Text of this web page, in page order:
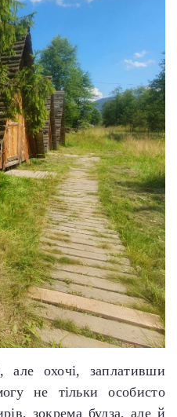
але охочі, заплативши
не тільки особисто
зокрема будза, але й